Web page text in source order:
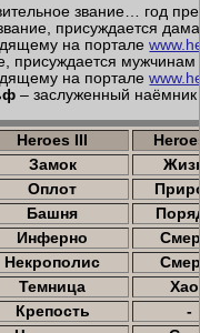
звание… год
присуждается
на портале
присуждается
на портале
– заслуженный
Heroes III
Замок
Оплот
Башня
Инферно
Некрополис
Темница
Крепость
-